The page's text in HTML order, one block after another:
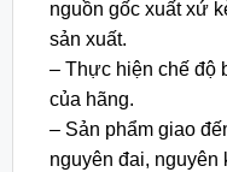
nguồn gốc xuất xứ
sản xuất.
– Thực hiện chế độ
của hãng.
– Sản phẩm giao
nguyên đai, nguyên